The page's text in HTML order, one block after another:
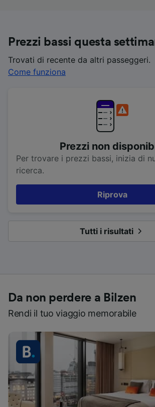
Prezzi bassi questa
Trovati di recente da altri passeggeri.
Come funziona
Prezzi non
Per trovare i prezzi bassi, inizia di
ricerca.
Riprova
Tutti i risultati
Da non perdere a Bilzen
Rendi il tuo viaggio memorabile